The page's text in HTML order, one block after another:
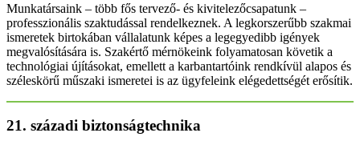
Munkatársaink – több fős tervező- és kivitelezőcsapatunk –
professzionális szaktudással rendelkeznek. A legkorszerűbb szakmai
ismeretek birtokában vállalatunk képes a legegyedibb igények
megvalósítására is. Szakértő mérnökeink folyamatosan követik a
technológiai újításokat, emellett a karbantartóink rendkívül alapos és
széleskörű műszaki ismeretei is az ügyfeleink elégedettségét erősítik.
21. századi biztonságtechnika